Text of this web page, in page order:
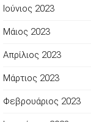
Ιούνιος 2023
Μάιος 2023
Απρίλιος 2023
Μάρτιος 2023
Φεβρουάριος 2023